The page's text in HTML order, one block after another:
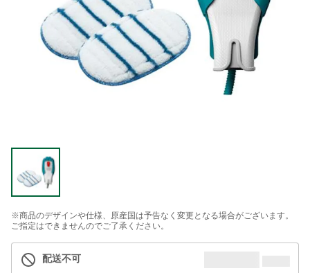
※商品のデザインや仕様、原産国は予告なく変更となる場合がございます。
ご指定はできませんのでご了承ください。
配送不可